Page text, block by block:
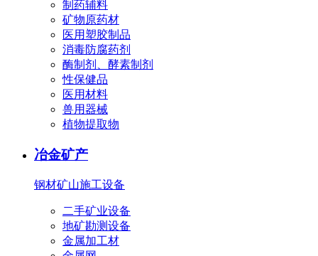
制药辅料
矿物原药材
医用塑胶制品
消毒防腐药剂
酶制剂、酵素制剂
性保健品
医用材料
兽用器械
植物提取物
冶金矿产
钢材矿山施工设备
二手矿业设备
地矿勘测设备
金属加工材